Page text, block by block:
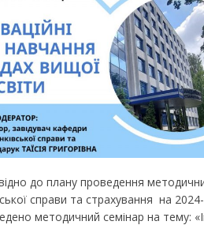
до плану проведення
справи та страхування на
методичний семінар на тему: